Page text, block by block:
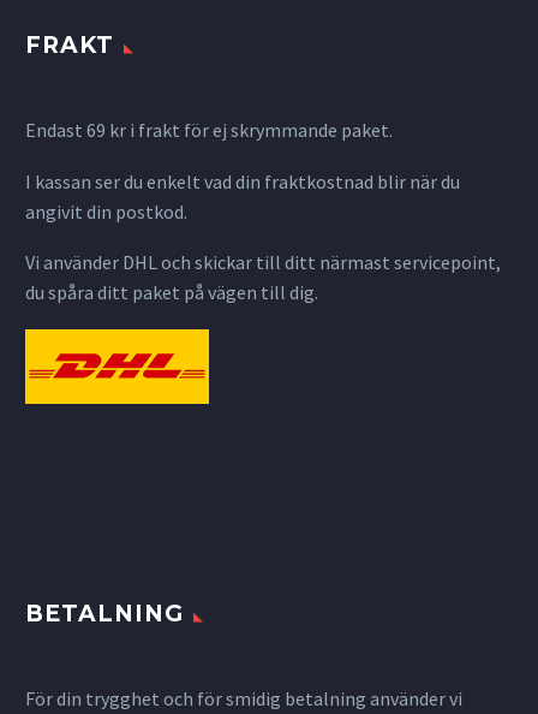
FRAKT
Endast 69 kr i frakt för ej skrymmande paket.
I kassan ser du enkelt vad din fraktkostnad blir när du
angivit din postkod.
Vi använder DHL och skickar till ditt närmast servicepoint,
du spåra ditt paket på vägen till dig.
BETALNING
För din trygghet och för smidig betalning använder vi